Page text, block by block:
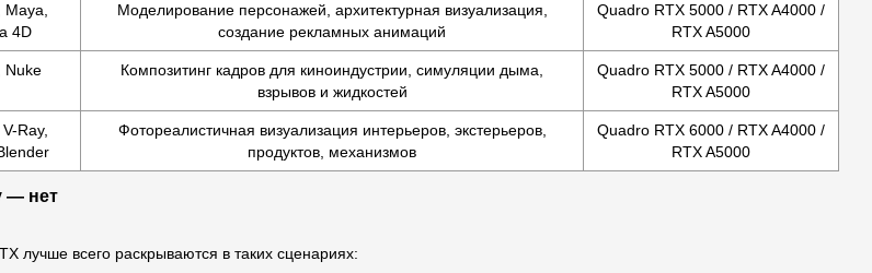
Maya,
4D
Моделирование персонажей, архитектурная визуализация,
создание рекламных анимаций
Quadro RTX 5000 / RTX A4000 /
RTX A5000
Nuke
Композитинг кадров для киноиндустрии, симуляции дыма,
взрывов и жидкостей
Quadro RTX 5000 / RTX A4000 /
RTX A5000
Ray,
Фотореалистичная визуализация интерьеров, экстерьеров,
продуктов, механизмов
Quadro RTX 6000 / RTX A4000 /
RTX A5000
— нет
лучше всего раскрываются в таких сценариях: